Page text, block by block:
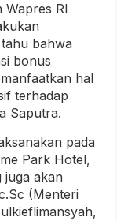
Wapres RI
bahwa
bonus
hal
terhadap
Saputra.
pada
Park Hotel,
juga akan
(Menteri